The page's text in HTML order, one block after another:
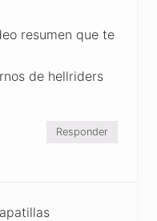
resumen que te
de hellriders
Responder